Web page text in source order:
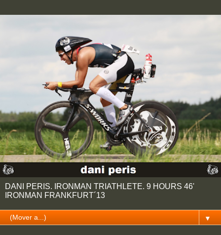
DANI PERIS. IRONMAN TRIATHLETE. 9 HOURS 46'
IRONMAN FRANKFURT´13
▼